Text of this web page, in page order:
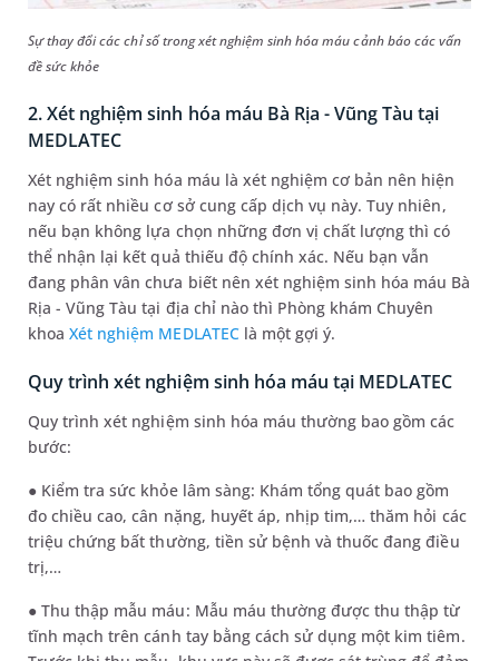
Sự thay đổi các chỉ số trong xét nghiệm sinh hóa máu cảnh báo các vấn
đề sức khỏe
2. Xét nghiệm sinh hóa máu Bà Rịa - Vũng Tàu tại
MEDLATEC
Xét nghiệm sinh hóa máu là xét nghiệm cơ bản nên hiện
nay có rất nhiều cơ sở cung cấp dịch vụ này. Tuy nhiên,
nếu bạn không lựa chọn những đơn vị chất lượng thì có
thể nhận lại kết quả thiếu độ chính xác. Nếu bạn vẫn
đang phân vân chưa biết nên xét nghiệm sinh hóa máu Bà
Rịa - Vũng Tàu tại địa chỉ nào thì Phòng khám Chuyên
khoaXét nghiệm MEDLATEClà một gợi ý.
Quy trình xét nghiệm sinh hóa máu tại MEDLATEC
Quy trình xét nghiệm sinh hóa máu thường bao gồm các
bước:
● Kiểm tra sức khỏe lâm sàng: Khám tổng quát bao gồm
đo chiều cao, cân nặng, huyết áp, nhịp tim,… thăm hỏi các
triệu chứng bất thường, tiền sử bệnh và thuốc đang điều
trị,…
● Thu thập mẫu máu: Mẫu máu thường được thu thập từ
tĩnh mạch trên cánh tay bằng cách sử dụng một kim tiêm.